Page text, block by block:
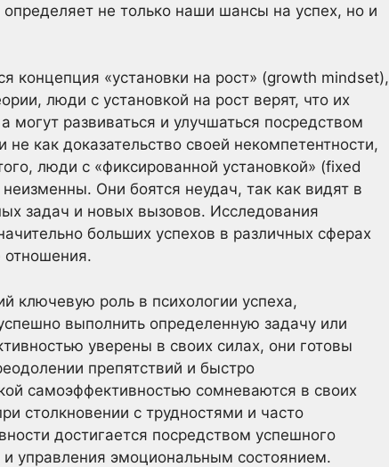
не только наши шансы на успех, но и
концепция «установки на рост» (growth mindset),
люди с установкой на рост верят, что их
развиваться и улучшаться посредством
как доказательство своей некомпетентности,
люди с «фиксированной установкой» (fixed
Они боятся неудач, так как видят в
задач и новых вызовов. Исследования
больших успехов в различных сферах
отношения.
роль в психологии успеха,
выполнить определенную задачу или
уверены в своих силах, они готовы
препятствий и быстро
самоэффективностью сомневаются в своих
столкновении с трудностями и часто
достигается посредством успешного
управления эмоциональным состоянием.